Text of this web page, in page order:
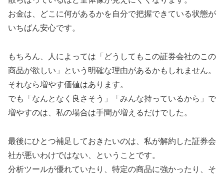
お金は、どこに何があるかを自分で把握できている状態が
いちばん安心です。
もちろん、人によっては「どうしてもこの証券会社のこの
商品が欲しい」という明確な理由があるかもしれません。
それなら増やす価値はあります。
でも「なんとなく良さそう」「みんな持っているから」で
増やすのは、私の場合は手間が増えるだけでした。
最後にひとつ補足しておきたいのは、私が解約した証券会
社が悪いわけではない、ということです。
分析ツールが優れていたり、特定の商品に強かったり、そ